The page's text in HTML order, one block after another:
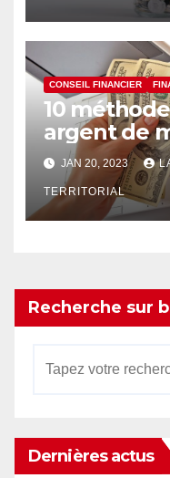
CONSEIL FINANCIER
10
argent de
JAN 20, 2023
TERRITORIAL
Recherche sur
Dernières actus